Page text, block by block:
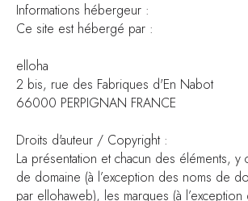
Informations hébergeur :
Ce site est hébergé par :
elloha
2 bis, rue des Fabriques d'En Nabot
66000 PERPIGNAN FRANCE
Droits d'auteur / Copyright :
La présentation et chacun des éléments, y
de domaine (à l’exception des noms de
par ellohaweb), les marques (à l’exception